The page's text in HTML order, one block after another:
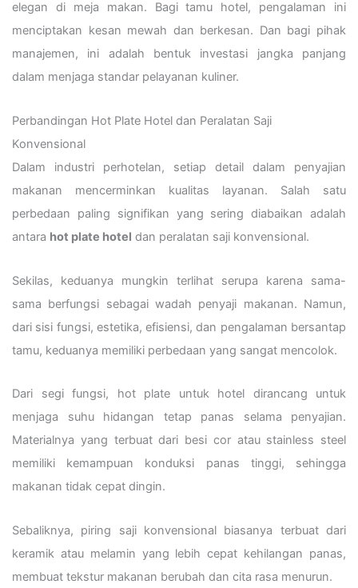
elegan di meja makan. Bagi tamu hotel, pengalaman ini
menciptakan kesan mewah dan berkesan. Dan bagi pihak
manajemen, ini adalah bentuk investasi jangka panjang
dalam menjaga standar pelayanan kuliner.
Perbandingan Hot Plate Hotel dan Peralatan Saji
Konvensional
Dalam industri perhotelan, setiap detail dalam penyajian
makanan mencerminkan kualitas layanan. Salah satu
perbedaan paling signifikan yang sering diabaikan adalah
antara hot plate hotel dan peralatan saji konvensional.
Sekilas, keduanya mungkin terlihat serupa karena sama-
sama berfungsi sebagai wadah penyaji makanan. Namun,
dari sisi fungsi, estetika, efisiensi, dan pengalaman bersantap
tamu, keduanya memiliki perbedaan yang sangat mencolok.
Dari segi fungsi, hot plate untuk hotel dirancang untuk
menjaga suhu hidangan tetap panas selama penyajian.
Materialnya yang terbuat dari besi cor atau stainless steel
memiliki kemampuan konduksi panas tinggi, sehingga
makanan tidak cepat dingin.
Sebaliknya, piring saji konvensional biasanya terbuat dari
keramik atau melamin yang lebih cepat kehilangan panas,
membuat tekstur makanan berubah dan cita rasa menurun.